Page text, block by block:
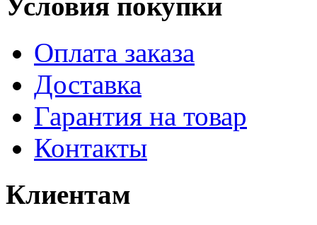
Оплата заказа
Доставка
Гарантия на товар
Контакты
Клиентам